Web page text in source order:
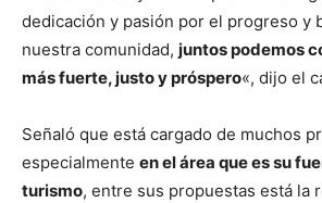
dedicación y pasión por el progreso y
nuestra comunidad, juntos podemos
más fuerte, justo y próspero«, dijo el
Señaló que está cargado de muchos
especialmente en el área que es su
turismo, entre sus propuestas está la